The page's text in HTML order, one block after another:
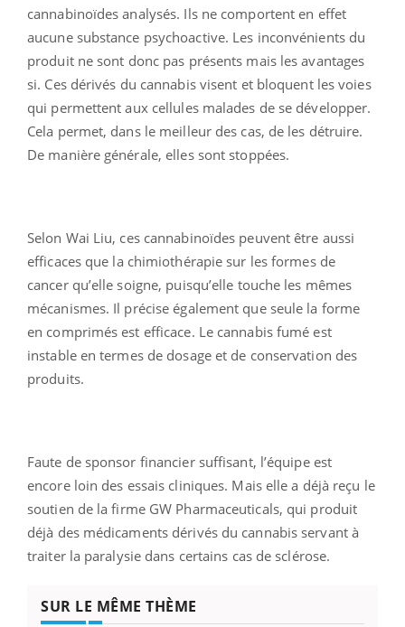
cannabinoïdes analysés. Ils ne comportent en effet
aucune substance psychoactive. Les inconvénients du
produit ne sont donc pas présents mais les avantages
si. Ces dérivés du cannabis visent et bloquent les voies
qui permettent aux cellules malades de se développer.
Cela permet, dans le meilleur des cas, de les détruire.
De manière générale, elles sont stoppées.
Selon Wai Liu, ces cannabinoïdes peuvent être aussi
efficaces que la chimiothérapie sur les formes de
cancer qu’elle soigne, puisqu’elle touche les mêmes
mécanismes. Il précise également que seule la forme
en comprimés est efficace. Le cannabis fumé est
instable en termes de dosage et de conservation des
produits.
Faute de sponsor financier suffisant, l’équipe est
encore loin des essais cliniques. Mais elle a déjà reçu le
soutien de la firme GW Pharmaceuticals, qui produit
déjà des médicaments dérivés du cannabis servant à
traiter la paralysie dans certains cas de sclérose.
SUR LE MÊME THÈME